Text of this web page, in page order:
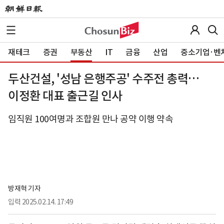
재테크 증권 부동산 IT 금융 산업 중소기업·벤
두산건설, '성남 은행주공' 수주전 총력…
이정환 대표 출근길 인사
임직원 100여명과 조합원 만나 공약 이행 약속
방재혁 기자
입력 2025.02.14. 17:49